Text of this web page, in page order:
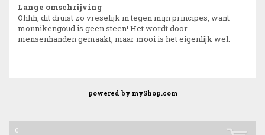
Lange omschrijving
Ohhh, dit druist zo vreselijk in tegen mijn principes, want
monnikengoud is geen steen! Het wordt door
mensenhanden gemaakt, maar mooi is het eigenlijk wel.
powered by myShop.com
0